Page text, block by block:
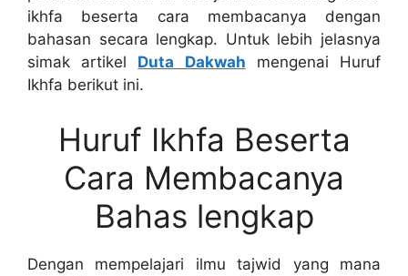
ikhfa beserta cara membacanya dengan
bahasan secara lengkap. Untuk lebih jelasnya
simak artikel Duta Dakwah mengenai Huruf
Ikhfa berikut ini.
Huruf Ikhfa Beserta
Cara Membacanya
Bahas lengkap
Dengan mempelajari ilmu tajwid yang mana